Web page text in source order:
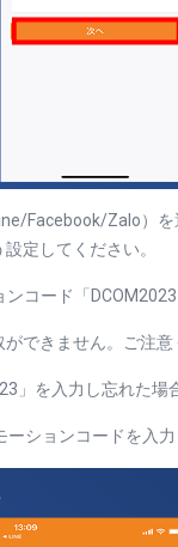
Facebook/Zalo）を
定してください。
ンコード「DCOM2023
できません。ご注意
」を入力し忘れた場
ーションコードを入力